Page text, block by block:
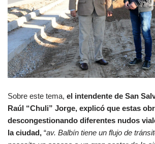
Sobre este tema, el intendente de San
Raúl “Chuli” Jorge, explicó que estas
descongestionando diferentes nudos
la ciudad, “av. Balbín tiene un flujo de